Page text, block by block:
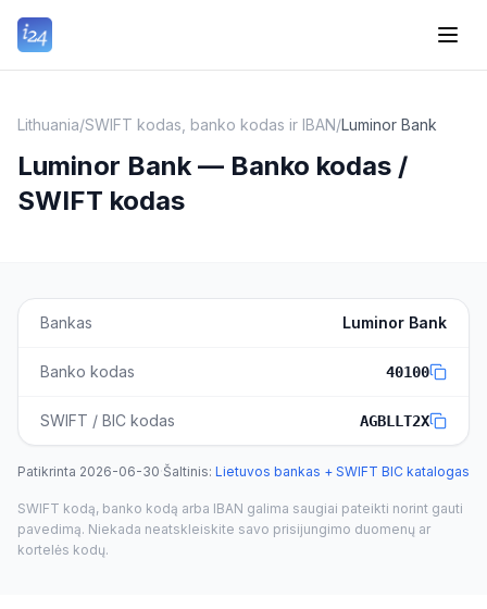
Lithuania/SWIFT kodas, banko kodas ir IBAN/Luminor Bank
Luminor Bank — Banko kodas /
SWIFT kodas
Bankas Luminor Bank
Banko kodas 40100
SWIFT / BIC kodas AGBLLT2X
Patikrinta 2026-06-30·Šaltinis: Lietuvos bankas + SWIFT BIC katalogas
SWIFT kodą, banko kodą arba IBAN galima saugiai pateikti norint gauti
pavedimą. Niekada neatskleiskite savo prisijungimo duomenų ar
kortelės kodų.